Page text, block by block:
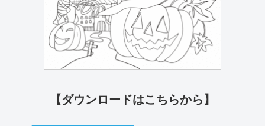
【ダウンロードはこちらから】